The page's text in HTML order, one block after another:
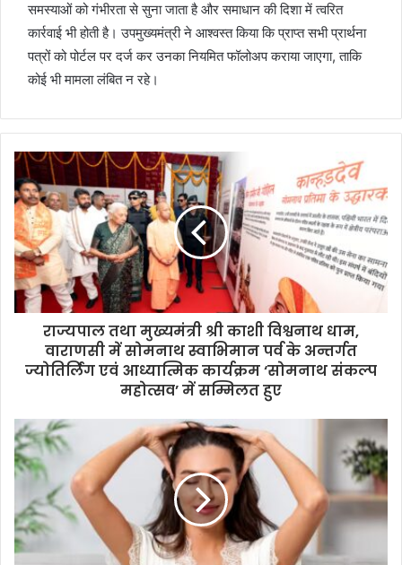
समस्याओं को गंभीरता से सुना जाता है और समाधान की दिशा में त्वरित
कार्रवाई भी होती है। उपमुख्यमंत्री ने आश्वस्त किया कि प्राप्त सभी प्रार्थना
पत्रों को पोर्टल पर दर्ज कर उनका नियमित फॉलोअप कराया जाएगा, ताकि
कोई भी मामला लंबित न रहे।
राज्यपाल तथा मुख्यमंत्री श्री काशी विश्वनाथ धाम,
वाराणसी में सोमनाथ स्वाभिमान पर्व के अन्तर्गत
ज्योतिर्लिंग एवं आध्यात्मिक कार्यक्रम ‘सोमनाथ संकल्प
महोत्सव’ में सम्मिलत हुए